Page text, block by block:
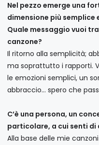
Nel pezzo emerge una
dimensione più semplice
Quale messaggio vuoi
canzone?
Il ritorno alla semplicità;
ma soprattutto i rapporti.
le emozioni semplici, un
abbraccio... spero che
C’è una persona, un
particolare, a cui senti
Alla base delle mie